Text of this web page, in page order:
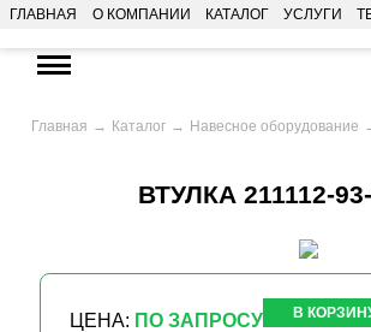
ГЛАВНАЯ О КОМПАНИИ КАТАЛОГ УСЛУГИ
Главная Каталог Навесное оборудование
ВТУЛКА 211112-
ЦЕНА: ПО ЗАПРОСУ В